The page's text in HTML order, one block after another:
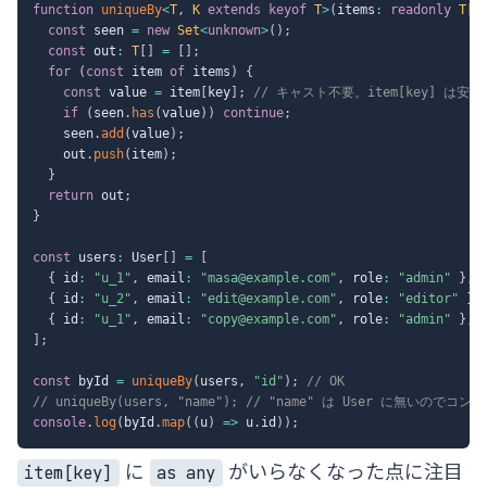
function uniqueBy<T, K extends keyof T>( items : readonly T
const seen = new Set<unknown>( ) ;
const out : T =
;
for
( const item of items )
{
const value = item key ;
// キャスト不要。item[key] は安全
if
( seen. has (value) ) continue;
    seen
.add (value) ;
    out
. push( item) ;
}
return out ;
}
const users : User =
{
id : "u_1" , email : "masa@example.com" , role : "admin" } ,
{
id : "u_2" , email : "edit@example.com" , role : "editor" }
{
id : "u_1" , email : "copy@example.com" , role : "admin" } ,
;
const byId = uniqueBy( users , "id" ) ;
// OK
// uniqueBy(users, "name"); // "name" は User に無いのでコンパ
console. log ( byId .map( ( u) => u. id ) ) ;
item[key] に as any
がいらなくなった点に注目